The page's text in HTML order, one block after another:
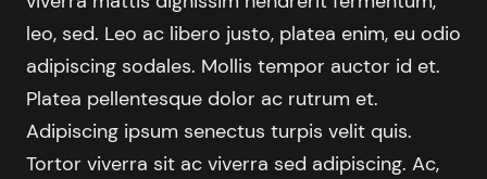
leo, sed. Leo ac libero justo, platea enim, eu odio
adipiscing sodales. Mollis tempor auctor id et.
Platea pellentesque dolor ac rutrum et.
Adipiscing ipsum senectus turpis velit quis.
Tortor viverra sit ac viverra sed adipiscing. Ac,